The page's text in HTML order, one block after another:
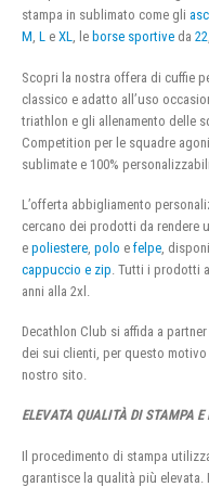
stampa in sublimato come gli
M, L e XL, le borse sportive da 22
Scopri la nostra offera di cuffie
classico e adatto all’uso
triathlon e gli allenamento delle
Competition per le squadre
sublimate e 100% personalizzabili
L’offerta abbigliamento
cercano dei prodotti da rendere
e poliestere polo e felpe ,
cappuccio e zip . Tutti i prodotti
anni alla 2xl.
Decathlon Club si affida a
dei sui clienti, per questo
nostro sito.
ELEVATA QUALITÀ DI STAMPA
Il procedimento di stampa
garantisce la qualità più elevata.